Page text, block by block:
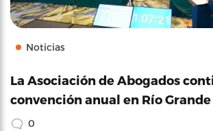
Noticias
La Asociación de Abogados
convención anual en Río Grande
0